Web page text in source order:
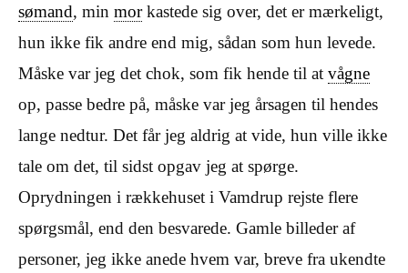
sømand, min morkastede sig over, det er mærkeligt,
hun ikke fik andre end mig, sådan som hun levede.
Måske var jeg det chok, som fik hende til at vågne
op, passe bedre på, måske var jeg årsagen til hendes
lange nedtur. Det får jeg aldrig at vide, hun ville ikke
tale om det, til sidst opgav jeg at spørge.
Oprydningen i rækkehuset i Vamdrup rejste flere
spørgsmål, end den besvarede. Gamle billeder af
personer, jeg ikke anede hvem var, breve fra ukendte